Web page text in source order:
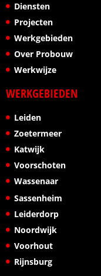
Diensten
Projecten
Werkgebieden
Over Probouw
Werkwijze
WERKGEBIEDEN
Leiden
Zoetermeer
Katwijk
Voorschoten
Wassenaar
Sassenheim
Leiderdorp
Noordwijk
Voorhout
Rijnsburg